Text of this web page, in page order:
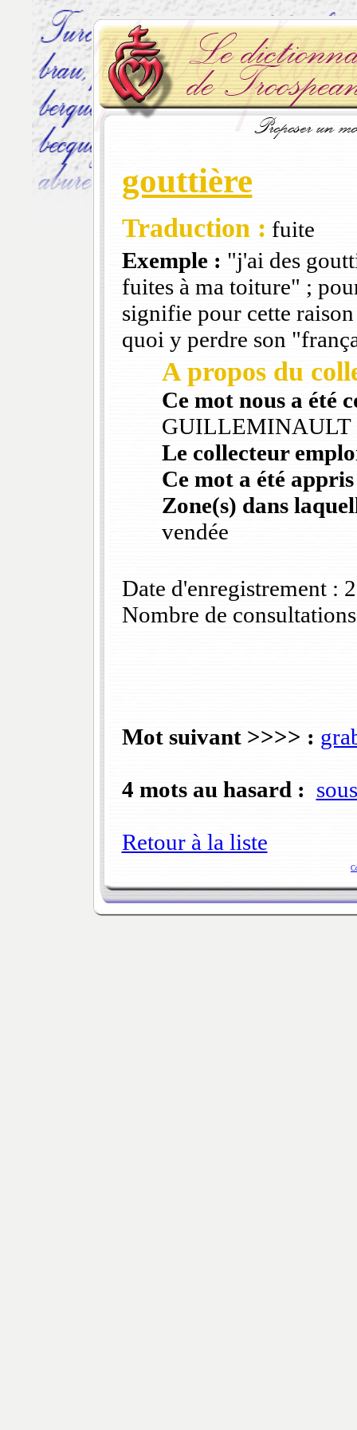
gouttière
Traduction : fuite
Exemple : "j'ai des
fuites à ma toiture" ;
signifie pour cette
quoi y perdre son
A propos du
Ce mot nous a été
GUILLEMINAULT
Le collecteur
Ce mot a été
Zone(s) dans
vendée
Date d'enregistrement :
Nombre de
Mot suivant >>>> :
4 mots au hasard :
Retour à la liste